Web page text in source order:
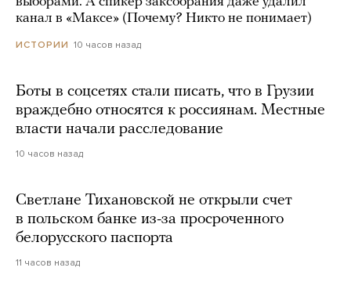
канал в «Максе» (Почему? Никто не понимает)
ИСТОРИИ 10 часов назад
Боты в соцсетях стали писать, что в Грузии
враждебно относятся к россиянам. Местные
власти начали расследование
10 часов назад
Светлане Тихановской не открыли счет
в польском банке из-за просроченного
белорусского паспорта
11 часов назад